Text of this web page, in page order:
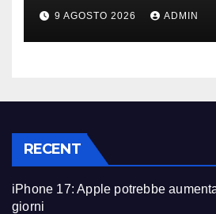
ancora diversi anni?
9 AGOSTO 2026 ADMIN
RECENT
iPhone 17: Apple potrebbe
giorni